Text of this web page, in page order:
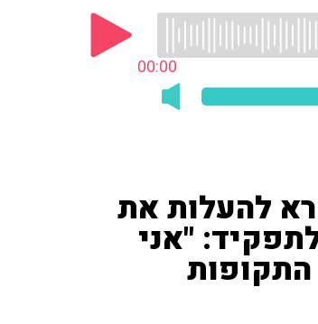
00:00
להעלות את
"אני